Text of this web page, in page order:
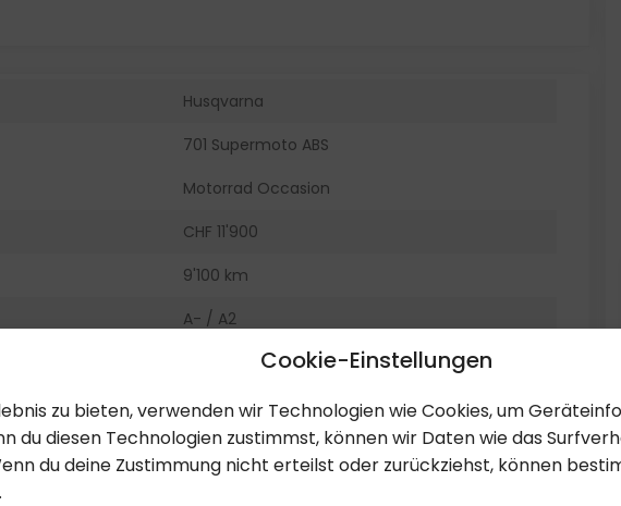
Cookie-Einstellungen
zu bieten, verwenden wir Technologien wie Cookies, um
du diesen Technologien zustimmst, können wir Daten wie das
du deine Zustimmung nicht erteilst oder zurückziehst, können
Husqvarna
701 Supermoto ABS
Motorrad Occasion
CHF 11'900
9'100 km
A- / A2
07.05.2020
Weiss
693 cm3